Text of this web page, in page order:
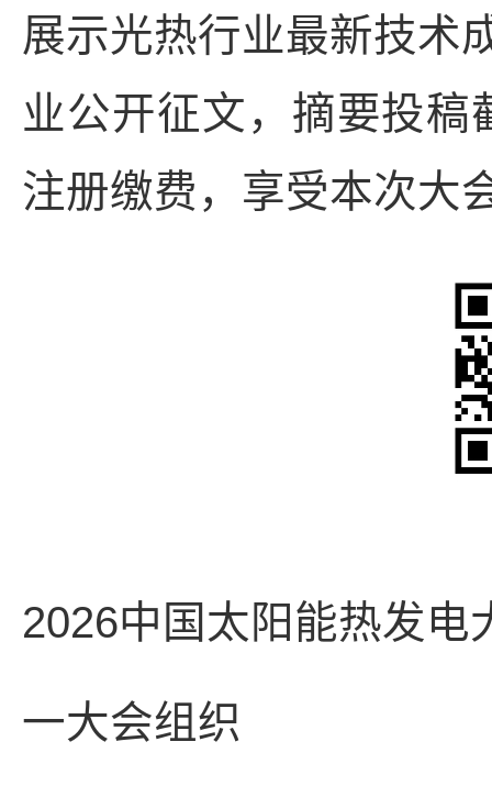
展示光热行业最新技术
业公开征文，摘要投
注册缴费，享受本次大
2026中国太阳能热发电
一大会组织